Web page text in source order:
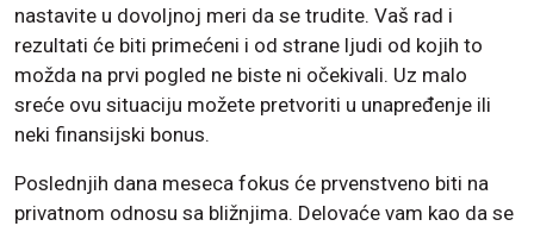
nastavite u dovoljnoj meri da se trudite. Vaš rad i
rezultati će biti primećeni i od strane ljudi od kojih to
možda na prvi pogled ne biste ni očekivali. Uz malo
sreće ovu situaciju možete pretvoriti u unapređenje ili
neki finansijski bonus.
Poslednjih dana meseca fokus će prvenstveno biti na
privatnom odnosu sa bližnjima. Delovaće vam kao da se